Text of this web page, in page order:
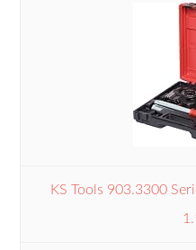
KS Tools 903.3300